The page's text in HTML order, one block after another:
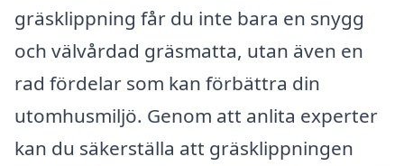
gräsklippning får du inte bara en snygg
och välvårdad gräsmatta, utan även en
rad fördelar som kan förbättra din
utomhusmiljö. Genom att anlita experter
kan du säkerställa att gräsklippningen